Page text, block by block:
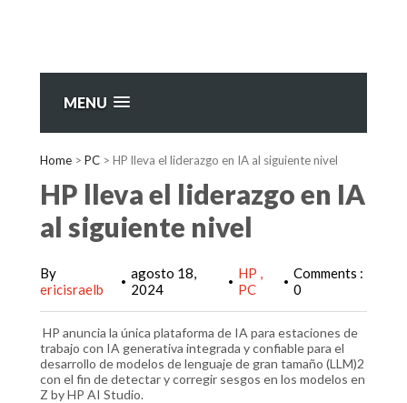
MENU
Home > PC > HP lleva el liderazgo en IA al siguiente nivel
HP lleva el liderazgo en IA
al siguiente nivel
By
ericisraelb
• agosto 18,
2024
• HP
PC
• Comments :
0
HP anuncia la única plataforma de IA para estaciones de
trabajo con IA generativa integrada y confiable para el
desarrollo de modelos de lenguaje de gran tamaño (LLM)2
con el fin de detectar y corregir sesgos en los modelos en
Z by HP AI Studio.